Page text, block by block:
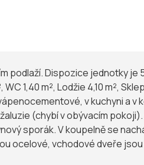
Dispozice jednotky je
1,40 m², Lodžie 4,10 m²,
(chybí v obývacím
sporák. V koupelně se
ocelové, vchodové dveře